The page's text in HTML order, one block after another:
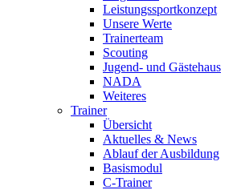
Leistungssportkonzept
Unsere Werte
Trainerteam
Scouting
Jugend- und Gästehaus
NADA
Weiteres
Trainer
Übersicht
Aktuelles & News
Ablauf der Ausbildung
Basismodul
C-Trainer